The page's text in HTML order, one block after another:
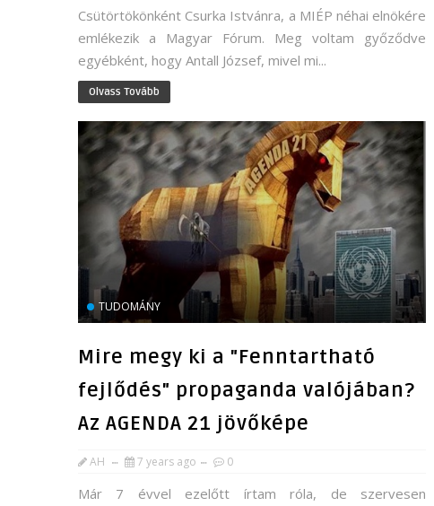
Csütörtökönként Csurka Istvánra, a MIÉP néhai elnökére
emlékezik a Magyar Fórum. Meg voltam győződve
egyébként, hogy Antall József, mivel mi...
Olvass Tovább
TUDOMÁNY
Mire megy ki a "Fenntartható
fejlődés" propaganda valójában?
Az AGENDA 21 jövőképe
AH 7 years ago 0
Már 7 évvel ezelőtt írtam róla, de szervesen